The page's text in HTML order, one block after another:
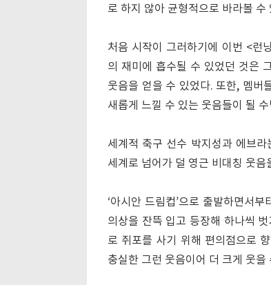
로 하지 않아 균형적으로 바라볼 수
처음 시작이 그러하기에 이번 <런
의 재미에 흡수될 수 있었던 것은
웃음을 얻을 수 있었다. 또한, 멤버
새롭게 느낄 수 있는 웃음들이 될
세계적 축구 선수 박지성과 에브
세계로 넘어가 덜 영근 비대칭 웃
‘아시안 드림컵’으로 출발하면서
의상을 잔뜩 입고 등장해 하나씩
로 쥐포를 사기 위해 편의점으로
충실한 그런 웃음이어 더 크게 웃을